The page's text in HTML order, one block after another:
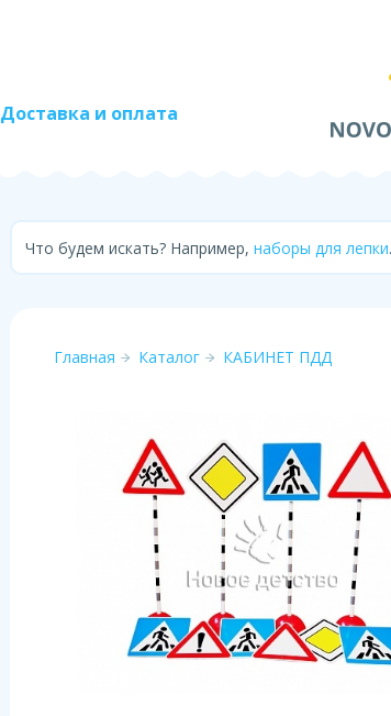
Доставка и оплата
Что будем искать? Например, наборы для лепки.
Главная Каталог КАБИНЕТ ПДД